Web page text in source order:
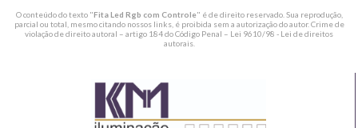
O conteúdo do texto "Fita Led Rgb com Controle" é de direito reservado. Sua reprodução,
parcial ou total, mesmo citando nossos links, é proibida sem a autorização do autor. Crime de
violação de direito autoral – artigo 184 do Código Penal – Lei 9610/98 - Lei de direitos
autorais.